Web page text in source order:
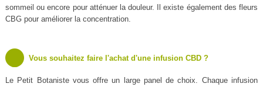
sommeil ou encore pour atténuer la douleur. Il existe également des fleurs
CBG pour améliorer la concentration.
Vous souhaitez faire l'achat d'une infusion CBD ?
Le Petit Botaniste vous offre un large panel de choix. Chaque infusion